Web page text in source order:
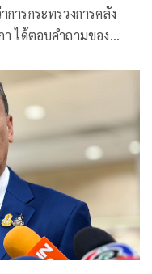
ารกระทรวงการคลัง
ได้ตอบคำถามของ
ะข้อเสนอแนะมาด้วย